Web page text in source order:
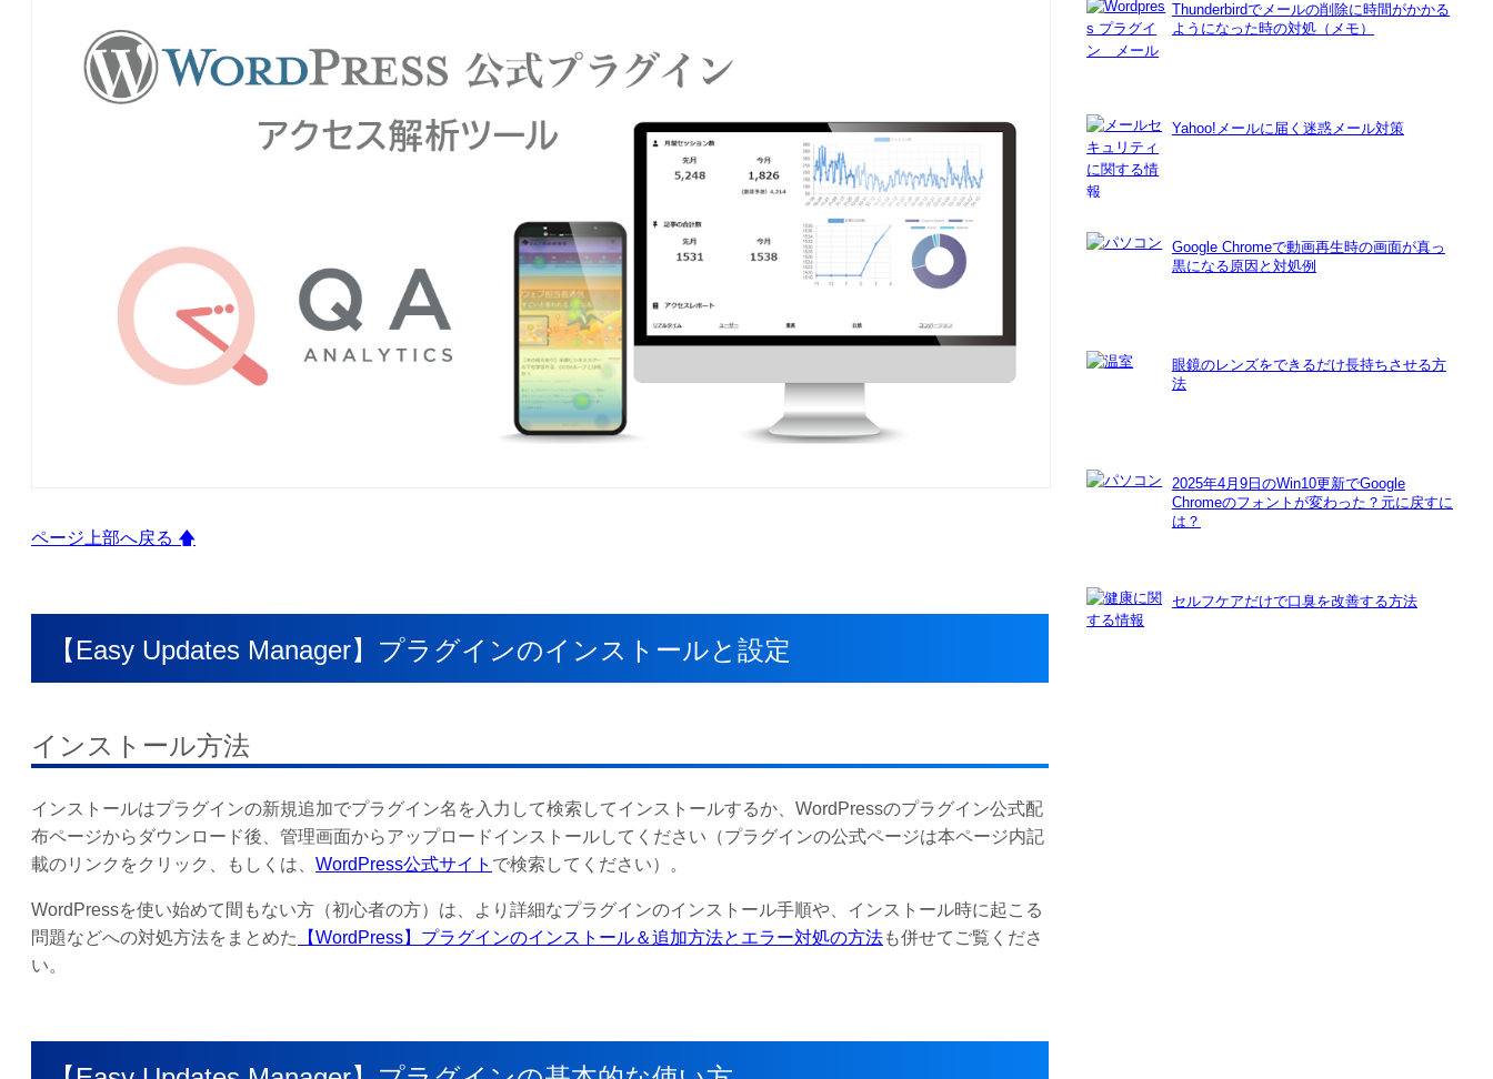
ページ上部へ戻る 🡅
【Easy Updates Manager】プラグインのインストールと設定
インストール方法
インストールはプラグインの新規追加でプラグイン名を入力して検索してインストールするか、WordPressのプラグイン公式配
布ページからダウンロード後、管理画面からアップロードインストールしてください（プラグインの公式ページは本ページ内記
載のリンクをクリック、もしくは、 WordPress公式サイト で検索してください）。
WordPressを使い始めて間もない方（初心者の方）は、より詳細なプラグインのインストール手順や、インストール時に起こる
問題などへの対処方法をまとめた
【WordPress】プラグインのインストール＆追加方法とエラー対処の方法も併せてご覧くださ
い。
Thunderbirdでメールの削除に時間がかかる
ようになった時の対処（メモ）
Yahoo!メールに届く迷惑メール対策
Google Chromeで動画再生時の画面が真っ
黒になる原因と対処例
眼鏡のレンズをできるだけ長持ちさせる方
法
2025年4月9日のWin10更新でGoogle
Chromeのフォントが変わった？元に戻すに
は？
セルフケアだけで口臭を改善する方法